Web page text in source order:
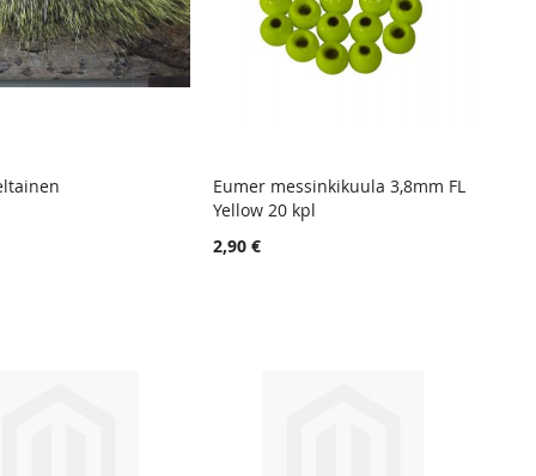
TOIVELISTA
LISÄÄ
Lisää ostoskoriin
Eumer messinkikuula 3,8mm FL
Yellow 20 kpl
2,90 €